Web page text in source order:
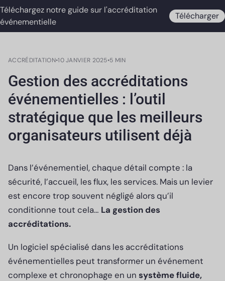
Téléchargez notre guide sur l'accréditation
événementielle
Télécharger
ACCRÉDITATION•10 JANVIER 2025•5 MIN
Gestion des accréditations
événementielles : l’outil
stratégique que les meilleurs
organisateurs utilisent déjà
Dans l’événementiel, chaque détail compte : la
sécurité, l’accueil, les flux, les services. Mais un levier
est encore trop souvent négligé alors qu’il
conditionne tout cela… La gestion des
accréditations.
Un logiciel spécialisé dans les accréditations
événementielles peut transformer un événement
complexe et chronophage en un système fluide,